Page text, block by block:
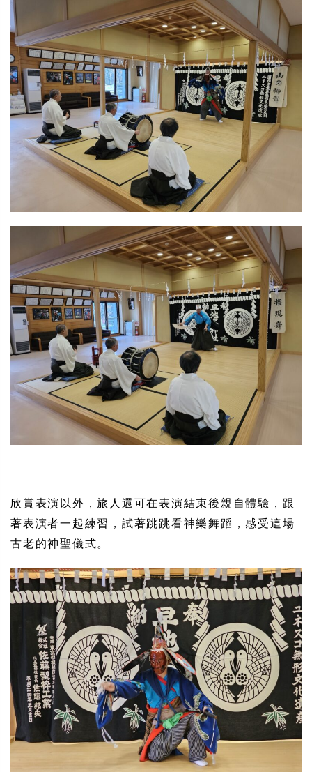
欣賞表演以外，旅人還可在表演結束後親自體驗，跟
著表演者一起練習，試著跳跳看神樂舞蹈，感受這場
古老的神聖儀式。